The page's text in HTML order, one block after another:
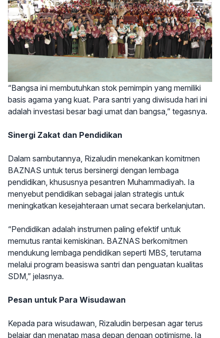
“Bangsa ini membutuhkan stok pemimpin yang memiliki
basis agama yang kuat. Para santri yang diwisuda hari ini
adalah investasi besar bagi umat dan bangsa,” tegasnya.
Sinergi Zakat dan Pendidikan
Dalam sambutannya, Rizaludin menekankan komitmen
BAZNAS untuk terus bersinergi dengan lembaga
pendidikan, khususnya pesantren Muhammadiyah. Ia
menyebut pendidikan sebagai jalan strategis untuk
meningkatkan kesejahteraan umat secara berkelanjutan.
“Pendidikan adalah instrumen paling efektif untuk
memutus rantai kemiskinan. BAZNAS berkomitmen
mendukung lembaga pendidikan seperti MBS, terutama
melalui program beasiswa santri dan penguatan kualitas
SDM,” jelasnya.
Pesan untuk Para Wisudawan
Kepada para wisudawan, Rizaludin berpesan agar terus
belajar dan menatap masa depan dengan optimisme. Ia